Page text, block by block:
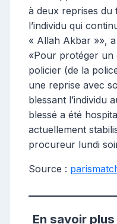
à deux reprises
l’individu qui
« Allah Akbar »»,
«Pour protéger un
policier (de la
une reprise avec
blessant l’individu
blessé a été
actuellement
procureur lundi
Source :
En savoir